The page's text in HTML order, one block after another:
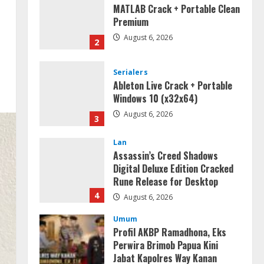
2
MATLAB Crack + Portable Clean
Premium
August 6, 2026
3
Serialers
Ableton Live Crack + Portable
Windows 10 (x32x64)
August 6, 2026
4
Lan
Assassin’s Creed Shadows
Digital Deluxe Edition Cracked
Rune Release for Desktop
August 6, 2026
Umum
Profil AKBP Ramadhona, Eks
Perwira Brimob Papua Kini
Jabat Kapolres Way Kanan